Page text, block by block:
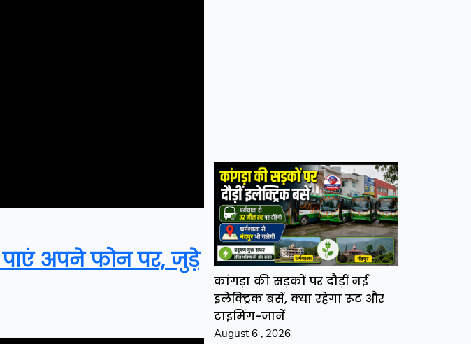
अपने फोन पर, जुड़े
कांगड़ा की सड़कों पर दौड़ीं नई
इलेक्ट्रिक बसें, क्या रहेगा रूट और
टाइमिंग-जानें
August 6 , 2026